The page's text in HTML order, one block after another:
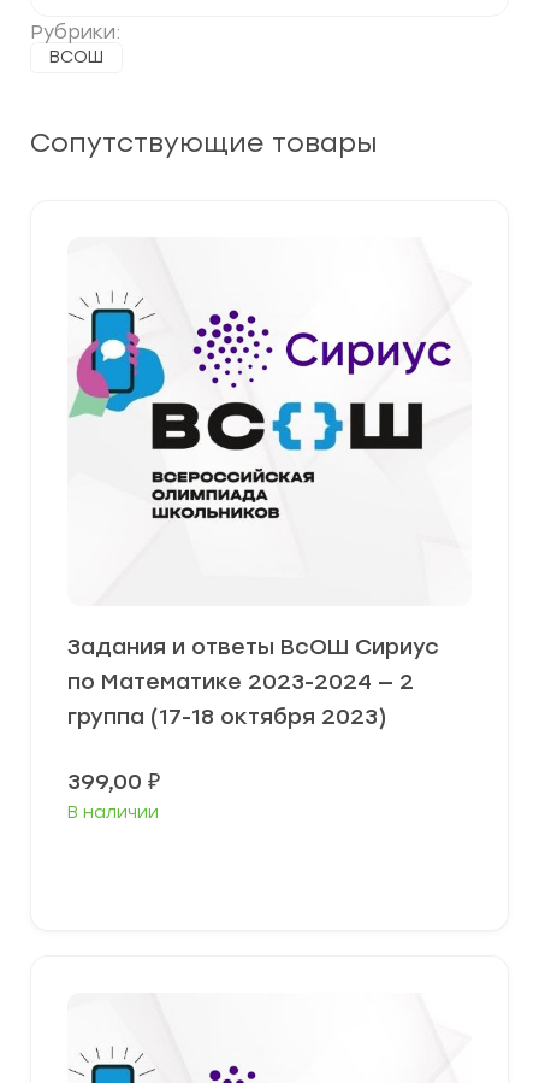
Рубрики:
ВСОШ
Сопутствующие товары
Задания и ответы ВсОШ Сириус
по Математике 2023-2024 — 2
группа (17-18 октября 2023)
399,00 ₽
В наличии